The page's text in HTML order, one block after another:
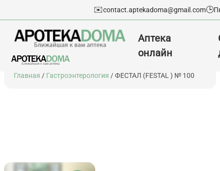
Перейти
✉️contact.aptekadoma@gmail.com🕒
Аптека
онлайн
Главная / Гастроэнтерология / ФЕСТАЛ (FESTAL ) № 100